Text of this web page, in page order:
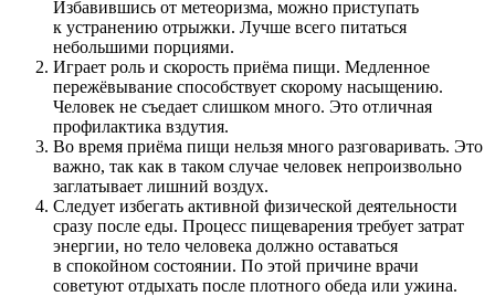
Избавившись от метеоризма, можно приступать
к устранению отрыжки. Лучше всего питаться
небольшими порциями.
Играет роль и скорость приёма пищи. Медленное
пережёвывание способствует скорому насыщению.
Человек не съедает слишком много. Это отличная
профилактика вздутия.
Во время приёма пищи нельзя много разговаривать. Это
важно, так как в таком случае человек непроизвольно
заглатывает лишний воздух.
Следует избегать активной физической деятельности
сразу после еды. Процесс пищеварения требует затрат
энергии, но тело человека должно оставаться
в спокойном состоянии. По этой причине врачи
советуют отдыхать после плотного обеда или ужина.